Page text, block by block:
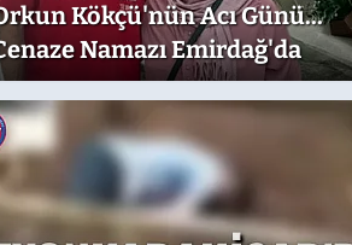
Kökçü'nün Acı Günü...
Namazı Emirdağ'da